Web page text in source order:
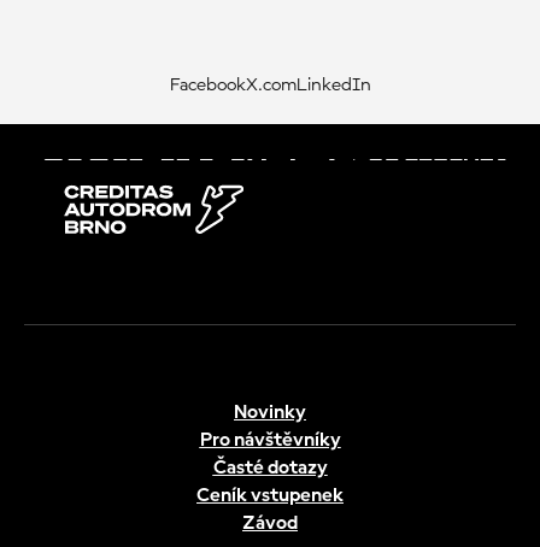
FacebookX.comLinkedIn
Novinky
Pro návštěvníky
Časté dotazy
Ceník vstupenek
Závod